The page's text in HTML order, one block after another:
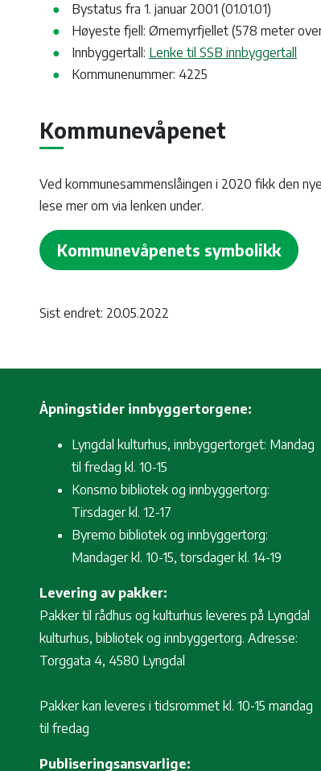
Bystatus fra 1. januar 2001 (01.01.01)
Høyeste fjell: Ørnemyrfjellet (578 meter
Innbyggertall: Lenke til SSB innbyggertall
Kommunenummer: 4225
Kommunevåpenet
Ved kommunesammenslåingen i 2020 fikk den
lese mer om via lenken under.
Kommunevåpenets symbolikk
Sist endret: 20.05.2022
Åpningstider innbyggertorgene:
Lyngdal kulturhus, innbyggertorget: Mandag
til fredag kl. 10-15
Konsmo bibliotek og innbyggertorg:
Tirsdager kl. 12-17
Byremo bibliotek og innbyggertorg:
Mandager kl. 10-15, torsdager kl. 14-19
Levering av pakker:
Pakker til rådhus og kulturhus leveres på Lyngdal
kulturhus, bibliotek og innbyggertorg. Adresse:
Torggata 4, 4580 Lyngdal
Pakker kan leveres i tidsrommet kl. 10-15 mandag
til fredag
Publiseringsansvarlige: